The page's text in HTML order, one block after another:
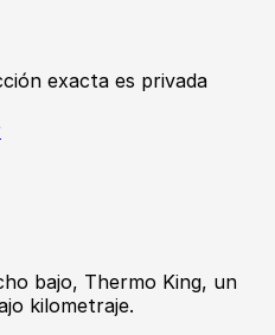
exacta es privada
bajo, Thermo King, un
kilometraje.